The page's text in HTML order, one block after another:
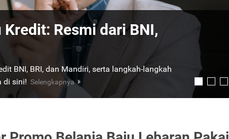
dari Gold ke Platinum:
panduan lengkap cara upgrade kartu
persyaratannya.Selengkapnya